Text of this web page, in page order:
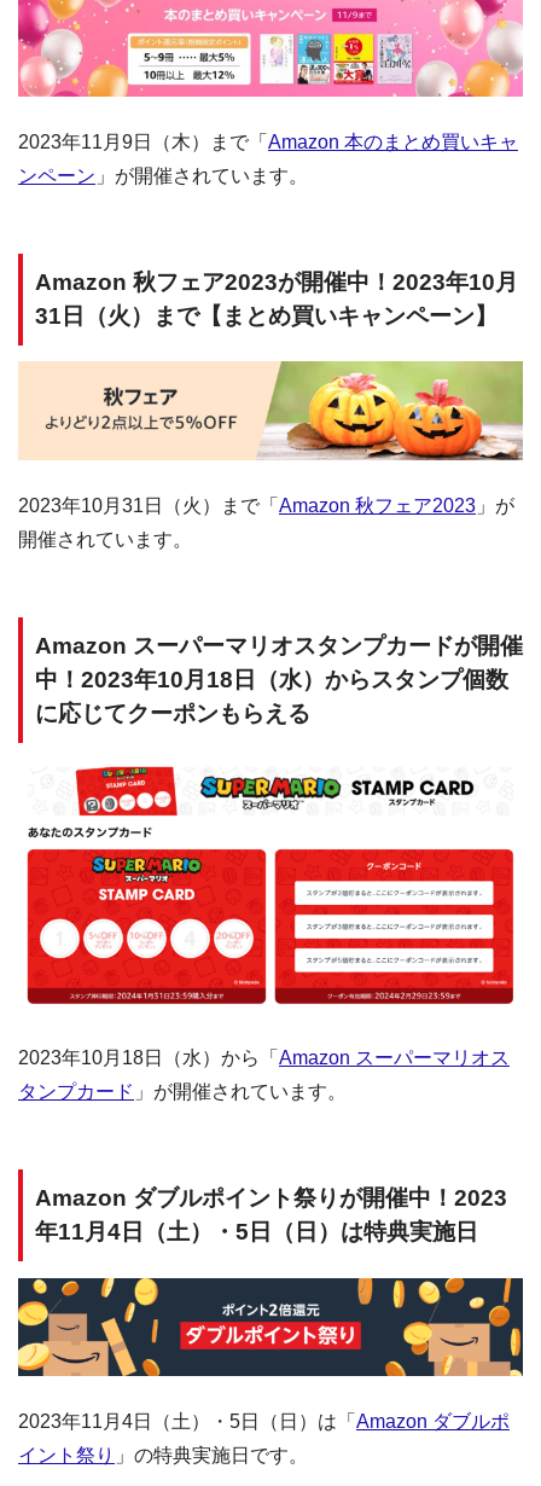
2023年11月9日（木）まで「 Amazon 本のまとめ買いキャ
ンペーン 」が開催されています。
Amazon 秋フェア2023が開催中！2023年10月
31日（火）まで【まとめ買いキャンペーン】
2023年10月31日（火）まで「 Amazon 秋フェア2023 」が
開催されています。
Amazon スーパーマリオスタンプカードが開催
中！2023年10月18日（水）からスタンプ個数
に応じてクーポンもらえる
2023年10月18日（水）から「 Amazon スーパーマリオス
タンプカード 」が開催されています。
Amazon ダブルポイント祭りが開催中！2023
年11月4日（土）・5日（日）は特典実施日
2023年11月4日（土）・5日（日）は「 Amazon ダブルポ
イント祭り 」の特典実施日です。